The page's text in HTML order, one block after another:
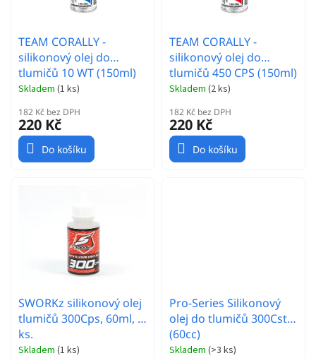
ů
TEAM CORALLY -
silikonový olej do
tlumičů 10 WT (150ml)
Skladem (1 ks)
182 Kč bez DPH
220 Kč
Do košíku
TEAM CORALLY -
silikonový olej do
tlumičů 450 CPS (150ml)
Skladem (2 ks)
182 Kč bez DPH
220 Kč
Do košíku
SWORKz silikonový olej
tlumičů 300Cps, 60ml, 1
ks.
Skladem (1 ks)
Pro-Series Silikonový
olej do tlumičů 300Cst
(60cc)
Skladem (>3 ks)